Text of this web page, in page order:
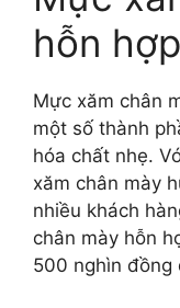
hỗn hợp
Mực xăm chân
một số thành
hóa chất nhẹ.
xăm chân mày
nhiều khách
chân mày hỗn
500 nghìn đồng